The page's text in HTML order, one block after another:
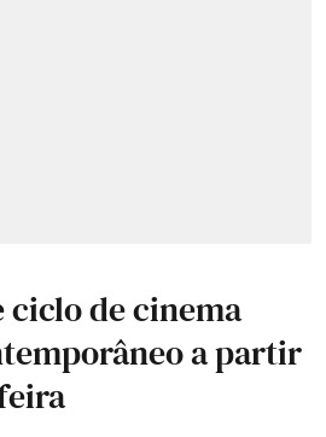
ciclo de cinema
a partir